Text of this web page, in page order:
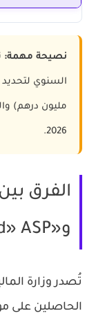
نصيحة مهمة:
2026.
و«Accredited» ASP
تُصدر وزارة
الحاصلين على